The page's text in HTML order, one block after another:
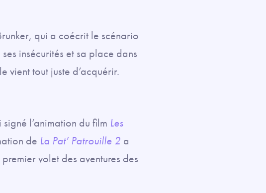
qui a coécrit le scénario
insécurités et sa place dans
vient tout juste d’acquérir.
l’animation du film Les
de La Pat’ Patrouille 2 a
volet des aventures des